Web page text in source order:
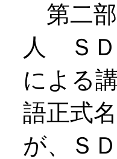
第二部
人 ＳＤ
による
語正式
が、Ｓ